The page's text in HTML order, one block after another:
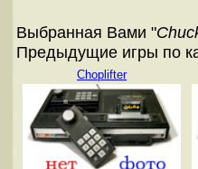
Выбранная Вами "
Предыдущие игры по
Choplifter